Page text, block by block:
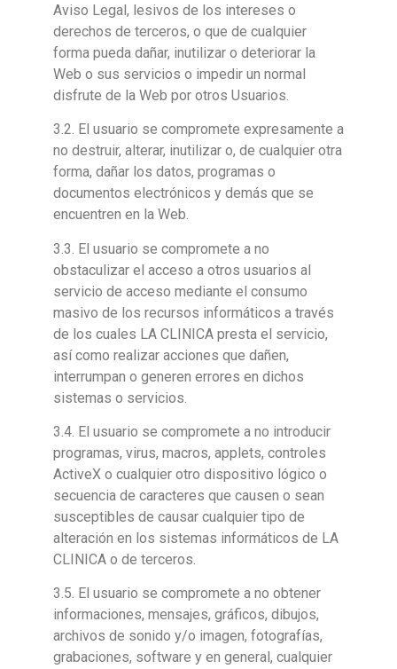
Aviso Legal, lesivos de los intereses o
derechos de terceros, o que de cualquier
forma pueda dañar, inutilizar o deteriorar la
Web o sus servicios o impedir un normal
disfrute de la Web por otros Usuarios.
3.2. El usuario se compromete expresamente a
no destruir, alterar, inutilizar o, de cualquier otra
forma, dañar los datos, programas o
documentos electrónicos y demás que se
encuentren en la Web.
3.3. El usuario se compromete a no
obstaculizar el acceso a otros usuarios al
servicio de acceso mediante el consumo
masivo de los recursos informáticos a través
de los cuales LA CLINICA presta el servicio,
así como realizar acciones que dañen,
interrumpan o generen errores en dichos
sistemas o servicios.
3.4. El usuario se compromete a no introducir
programas, virus, macros, applets, controles
ActiveX o cualquier otro dispositivo lógico o
secuencia de caracteres que causen o sean
susceptibles de causar cualquier tipo de
alteración en los sistemas informáticos de LA
CLINICA o de terceros.
3.5. El usuario se compromete a no obtener
informaciones, mensajes, gráficos, dibujos,
archivos de sonido y/o imagen, fotografías,
grabaciones, software y en general, cualquier